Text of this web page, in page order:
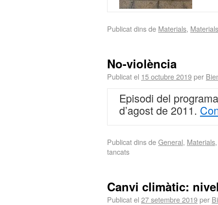
Publicat dins de Materials, Materials
No-violència
Publicat el 15 octubre 2019per
Episodi del
d’agost de 2011.
Publicat dins deGeneral, Materials
tancats
Canvi climàtic:
Publicat el 27 setembre 2019per